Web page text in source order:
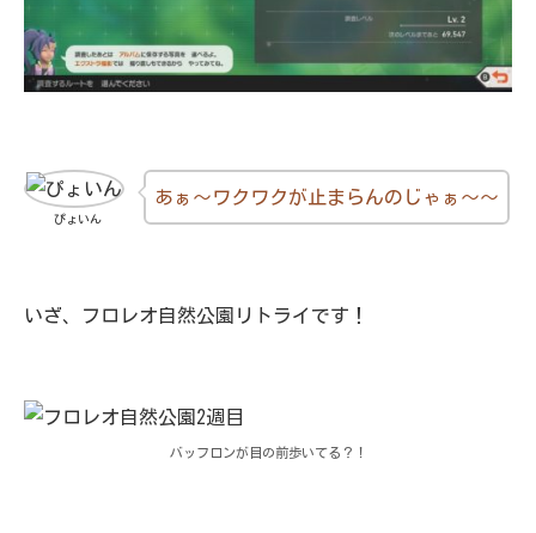
ぴょいん
あぁ～ワクワクが止まらんのじゃぁ～～
いざ、フロレオ自然公園リトライです！
バッフロンが目の前歩いてる？！